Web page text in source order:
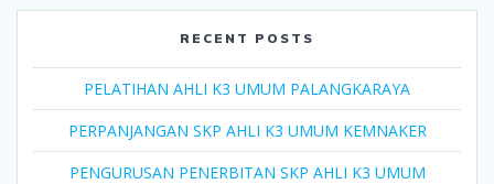
RECENT POSTS
PELATIHAN AHLI K3 UMUM PALANGKARAYA
PERPANJANGAN SKP AHLI K3 UMUM KEMNAKER
PENGURUSAN PENERBITAN SKP AHLI K3 UMUM